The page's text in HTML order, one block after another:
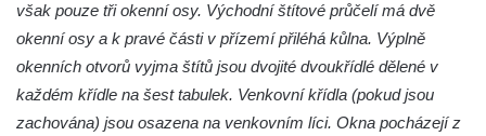
však pouze tři okenní osy. Východní štítové průčelí má dvě
okenní osy a k pravé části v přízemí přiléhá kůlna. Výplně
okenních otvorů vyjma štítů jsou dvojité dvoukřídlé dělené v
každém křídle na šest tabulek. Venkovní křídla (pokud jsou
zachována) jsou osazena na venkovním líci. Okna pocházejí z